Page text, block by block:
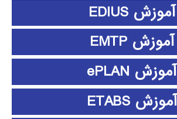
آموزش EDIUS
آموزش EMTP
آموزش ePLAN
آموزش ETABS